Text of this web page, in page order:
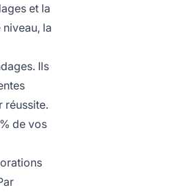
et la
la
Ils
réussite.
de vos